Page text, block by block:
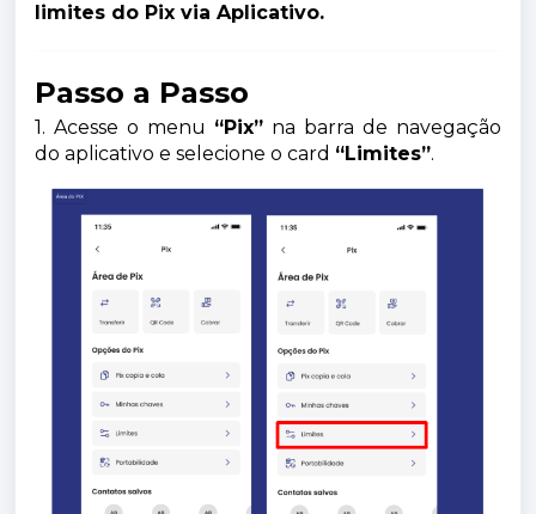
limites do Pix via Aplicativo.
Passo a Passo
1. Acesse o menu “Pix” na barra de navegação
do aplicativo e selecione o card “Limites”.